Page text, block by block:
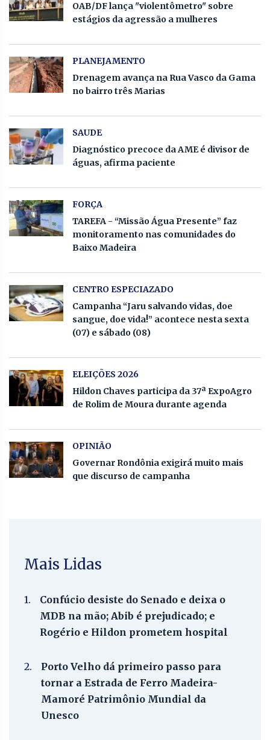
OAB/DF lança "violentômetro" sobre
estágios da agressão a mulheres
PLANEJAMENTO
Drenagem avança na Rua Vasco da Gama
no bairro três Marias
SAUDE
Diagnóstico precoce da AME é divisor de
águas, afirma paciente
FORÇA
TAREFA - “Missão Água Presente” faz
monitoramento nas comunidades do
Baixo Madeira
CENTRO ESPECIAZADO
Campanha “Jaru salvando vidas, doe
sangue, doe vida!” acontece nesta sexta
(07) e sábado (08)
ELEIÇÕES 2026
Hildon Chaves participa da 37ª ExpoAgro
de Rolim de Moura durante agenda
OPINIÃO
Governar Rondônia exigirá muito mais
que discurso de campanha
Mais Lidas
1.
Confúcio desiste do Senado e deixa o
MDB na mão; Abib é prejudicado; e
Rogério e Hildon prometem hospital
2.
Porto Velho dá primeiro passo para
tornar a Estrada de Ferro Madeira-
Mamoré Patrimônio Mundial da
Unesco